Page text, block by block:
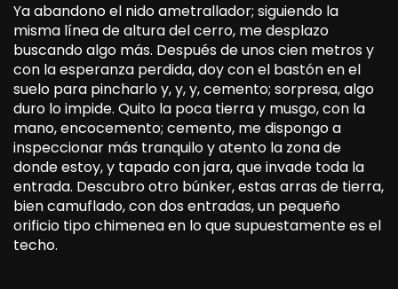
Ya abandono el nido ametrallador; siguiendo la
misma línea de altura del cerro, me desplazo
buscando algo más. Después de unos cien metros y
con la esperanza perdida, doy con el bastón en el
suelo para pincharlo y, y, y, cemento; sorpresa, algo
duro lo impide. Quito la poca tierra y musgo, con la
mano, encocemento; cemento, me dispongo a
inspeccionar más tranquilo y atento la zona de
donde estoy, y tapado con jara, que invade toda la
entrada. Descubro otro búnker, estas arras de tierra,
bien camuflado, con dos entradas, un pequeño
orificio tipo chimenea en lo que supuestamente es el
techo.